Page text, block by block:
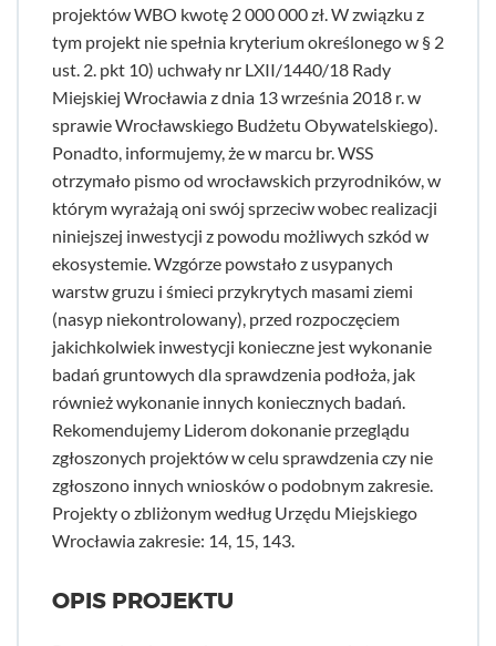
projektów WBO kwotę 2 000 000 zł. W związku z
tym projekt nie spełnia kryterium określonego w § 2
ust. 2. pkt 10) uchwały nr LXII/1440/18 Rady
Miejskiej Wrocławia z dnia 13 września 2018 r. w
sprawie Wrocławskiego Budżetu Obywatelskiego).
Ponadto, informujemy, że w marcu br. WSS
otrzymało pismo od wrocławskich przyrodników, w
którym wyrażają oni swój sprzeciw wobec realizacji
niniejszej inwestycji z powodu możliwych szkód w
ekosystemie. Wzgórze powstało z usypanych
warstw gruzu i śmieci przykrytych masami ziemi
(nasyp niekontrolowany), przed rozpoczęciem
jakichkolwiek inwestycji konieczne jest wykonanie
badań gruntowych dla sprawdzenia podłoża, jak
również wykonanie innych koniecznych badań.
Rekomendujemy Liderom dokonanie przeglądu
zgłoszonych projektów w celu sprawdzenia czy nie
zgłoszono innych wniosków o podobnym zakresie.
Projekty o zbliżonym według Urzędu Miejskiego
Wrocławia zakresie: 14, 15, 143.
OPIS PROJEKTU